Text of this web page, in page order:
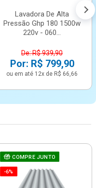
Lavadora De Alta
Pressão Ghp 180 1500w
220v - 060...
De: R$ 939,90
Por: R$ 799,90
ou em até 12x de R$ 66,66
COMPRE JUNTO
-6%